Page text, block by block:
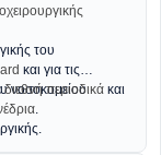
του
και για τις
νοσοκομείου
διεθνή περιοδικά και
.